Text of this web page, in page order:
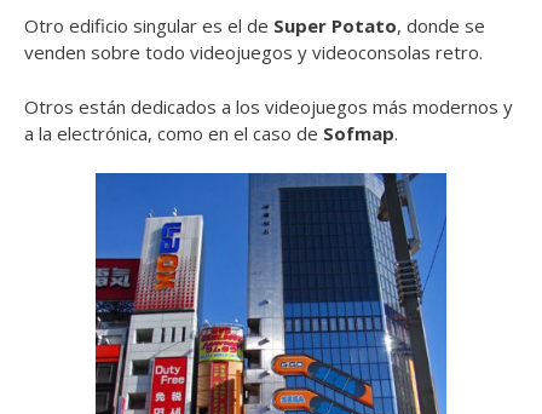
Otro edificio singular es el de Super Potato, donde se
venden sobre todo videojuegos y videoconsolas retro.
Otros están dedicados a los videojuegos más modernos y
a la electrónica, como en el caso de Sofmap.